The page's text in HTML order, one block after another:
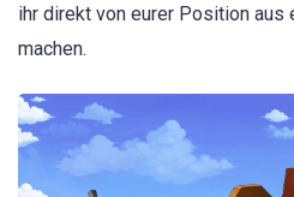
ihr direkt von eurer Position aus
machen.